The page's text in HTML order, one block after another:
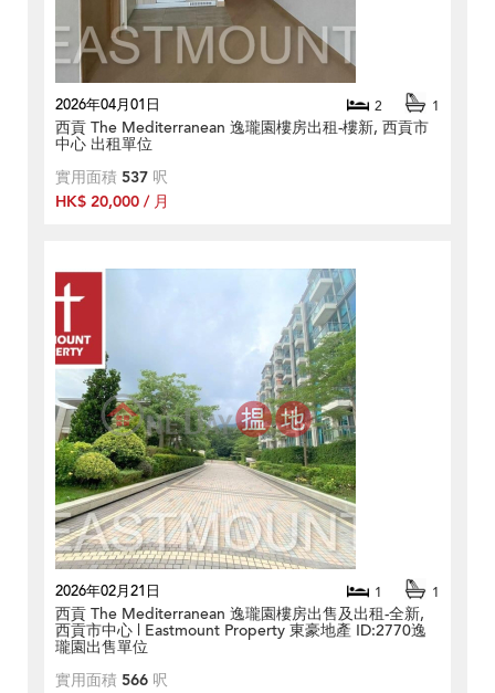
2026年04月01日 2 1
西貢 The Mediterranean 逸瓏園樓房出租-樓新, 西貢市
中心 出租單位
實用面積 537 呎
HK$ 20,000 / 月
2026年02月21日 1 1
西貢 The Mediterranean 逸瓏園樓房出售及出租-全新,
西貢市中心 | Eastmount Property 東豪地產 ID:2770逸
瓏園出售單位
實用面積 566 呎